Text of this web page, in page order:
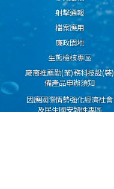
射擊通報
檔案應用
廉政園地
生態檢核專區
廠商推薦勤(業)務科技設(裝)
備產品申辦須知
因應國際情勢強化經濟社會
及民生國安韌性專區